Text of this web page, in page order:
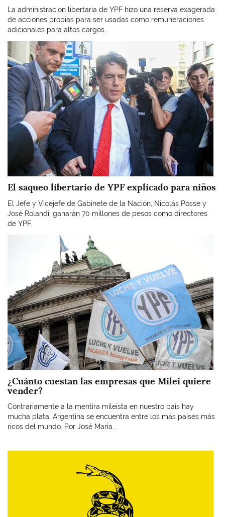
La administración libertaria de YPF hizo una reserva exagerada
de acciones propias para ser usadas como remuneraciones
adicionales para altos cargos.
Imagen
El saqueo libertario de YPF explicado para niños
El Jefe y Vicejefe de Gabinete de la Nación, Nicolás Posse y
José Rolandi, ganarán 70 millones de pesos como directores
de YPF.
¿Cuánto cuestan las empresas que Milei quiere
vender?
Contrariamente a la mentira mileista en nuestro país hay
mucha plata. Argentina se encuentra entre los más países más
ricos del mundo. Por José María...